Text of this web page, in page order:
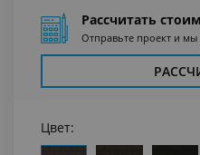
Рассчитать
Отправьте проект и мы
Цвет: